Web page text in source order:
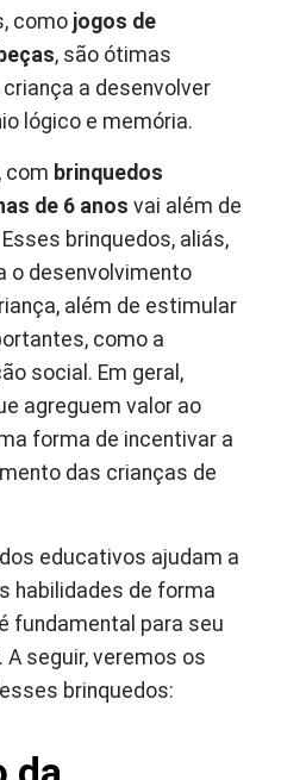
como jogos de
, são ótimas
a desenvolver
lógico e memória.
com brinquedos
de 6 anos vai além de
brinquedos, aliás,
o desenvolvimento
além de estimular
como a
social. Em geral,
agreguem valor ao
forma de incentivar a
das crianças de
educativos ajudam a
habilidades de forma
fundamental para seu
seguir, veremos os
brinquedos: